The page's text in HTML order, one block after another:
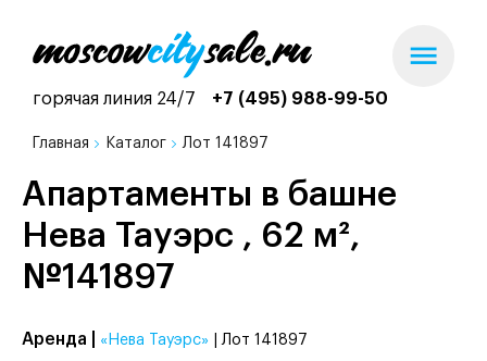
горячая линия 24/7 +7 (495) 988-99-50
Главная Каталог Лот 141897
Апартаменты в башне
Нева Тауэрс , 62 м²,
№141897
Аренда | «Нева Тауэрс» | Лот 141897